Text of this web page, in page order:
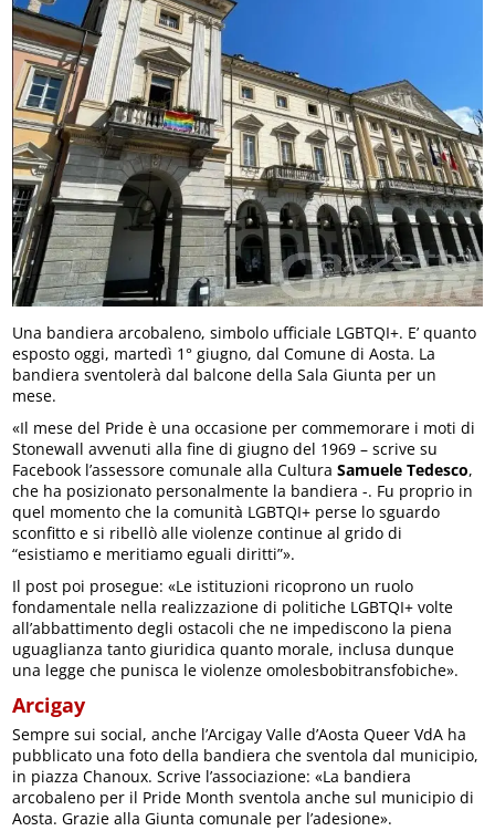
Una bandiera arcobaleno, simbolo ufficiale LGBTQI+. E’ quanto
esposto oggi, martedì 1° giugno, dal Comune di Aosta. La
bandiera sventolerà dal balcone della Sala Giunta per un
mese.
«Il mese del Pride è una occasione per commemorare i moti di
Stonewall avvenuti alla fine di giugno del 1969 – scrive su
Facebook l’assessore comunale alla CulturaSamuele Tedesco,
che ha posizionato personalmente la bandiera -. Fu proprio in
quel momento che la comunità LGBTQI+ perse lo sguardo
sconfitto e si ribellò alle violenze continue al grido di
“esistiamo e meritiamo eguali diritti”».
Il post poi prosegue: «Le istituzioni ricoprono un ruolo
fondamentale nella realizzazione di politiche LGBTQI+ volte
all’abbattimento degli ostacoli che ne impediscono la piena
uguaglianza tanto giuridica quanto morale, inclusa dunque
una legge che punisca le violenze omolesbobitransfobiche».
Arcigay
Sempre sui social, anche l’Arcigay Valle d’Aosta Queer VdA ha
pubblicato una foto della bandiera che sventola dal municipio,
in piazza Chanoux. Scrive l’associazione: «La bandiera
arcobaleno per il Pride Month sventola anche sul municipio di
Aosta. Grazie alla Giunta comunale per l’adesione».